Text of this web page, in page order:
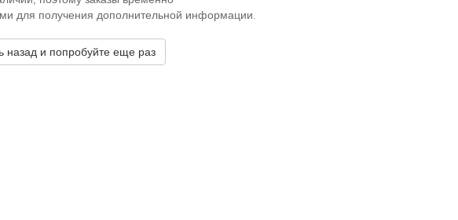
для получения дополнительной информации.
назад и попробуйте еще раз